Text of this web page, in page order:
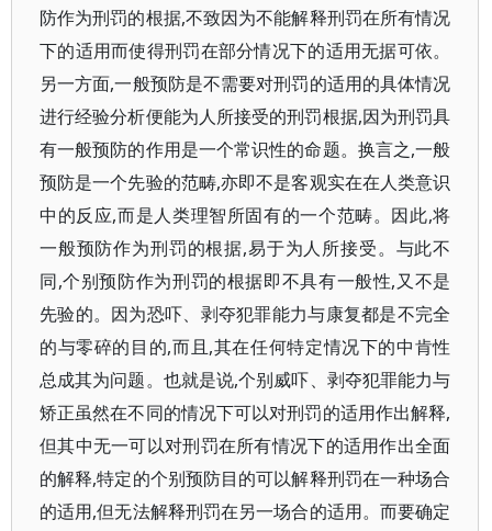
防作为刑罚的根据,不致因为不能解释刑罚在所有情况
下的适用而使得刑罚在部分情况下的适用无据可依。
另一方面,一般预防是不需要对刑罚的适用的具体情况
进行经验分析便能为人所接受的刑罚根据,因为刑罚具
有一般预防的作用是一个常识性的命题。换言之,一般
预防是一个先验的范畴,亦即不是客观实在在人类意识
中的反应,而是人类理智所固有的一个范畴。因此,将
一般预防作为刑罚的根据,易于为人所接受。与此不
同,个别预防作为刑罚的根据即不具有一般性,又不是
先验的。因为恐吓、剥夺犯罪能力与康复都是不完全
的与零碎的目的,而且,其在任何特定情况下的中肯性
总成其为问题。也就是说,个别威吓、剥夺犯罪能力与
矫正虽然在不同的情况下可以对刑罚的适用作出解释,
但其中无一可以对刑罚在所有情况下的适用作出全面
的解释,特定的个别预防目的可以解释刑罚在一种场合
的适用,但无法解释刑罚在另一场合的适用。而要确定